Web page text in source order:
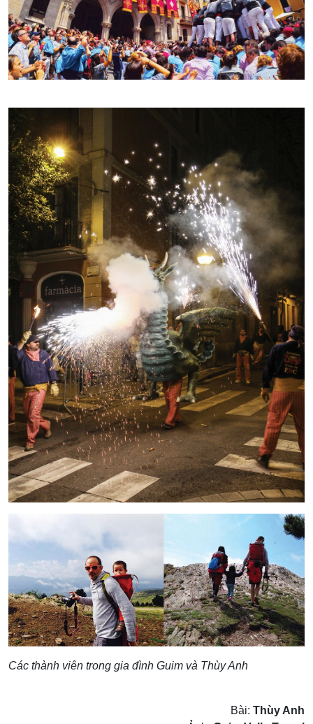
Các thành viên trong gia đình Guim và Thùy Anh
Bài: Thùy Anh